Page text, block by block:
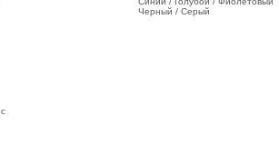
Черный / Серый